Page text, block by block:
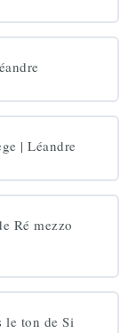
| Léandre
Ré mezzo
le ton de Si